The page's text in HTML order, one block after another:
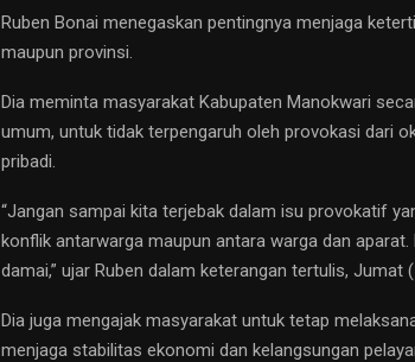
Ruben Bonai menegaskan pentingnya menjaga
maupun provinsi.
Dia meminta masyarakat Kabupaten Manokwari
umum, untuk tidak terpengaruh oleh provokasi dari
pribadi.
“Jangan sampai kita terjebak dalam isu provokatif
konflik antarwarga maupun antara warga dan
damai,” ujar Ruben dalam keterangan tertulis, Jumat
Dia juga mengajak masyarakat untuk tetap
menjaga stabilitas ekonomi dan kelangsungan